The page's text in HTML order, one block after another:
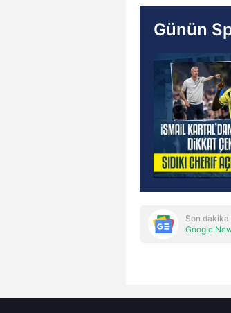
Günün
Son
Google